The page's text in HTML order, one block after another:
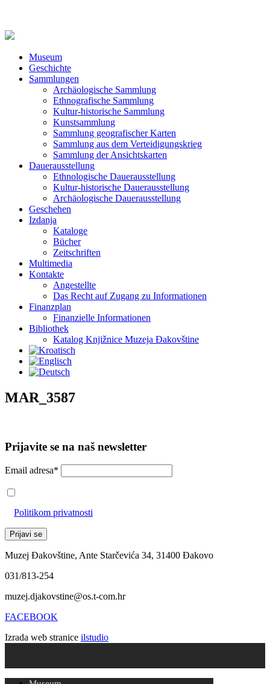
Museum
Geschichte
Sammlungen
Archäologische Sammlung
Ethnografische Sammlung
Kultur-historische Sammlung
Kunstsammlung
Sammlung geografischer Karten
Sammlung aus dem Verteidigungskrieg
Sammlung der Ansichtskarten
Dauerausstellung
Ethnologische Dauerausstellung
Kultur-historische Dauerausstellung
Archäologische Dauerausstellung
Geschehen
Izdanja
Kataloge
Bücher
Zeitschriften
Multimedia
Kontakte
Angestellte
Das Recht auf Zugang zu Informationen
Finanzplan
Finanzielle Informationen
Bibliothek
Katalog Knjižnice Muzeja Đakovštine
MAR_3587
Prijavite se na naš newsletter
Email adresa*
Politikom privatnosti
Muzej Đakovštine, Ante Starčevića 34, 31400 Đakovo
031/813-254
muzej.djakovstine@os.t-com.hr
FACEBOOK
Izrada web stranice ilstudio